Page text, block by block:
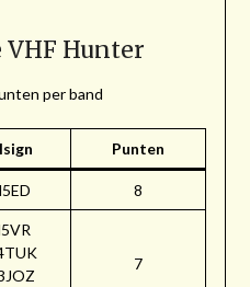
Hunter
per band
Punten
8
7